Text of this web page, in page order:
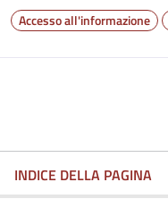
Accesso all'informazione
INDICE DELLA PAGINA